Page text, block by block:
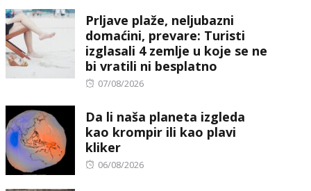
Prljave plaže, neljubazni
domaćini, prevare: Turisti
izglasali 4 zemlje u koje se ne
bi vratili ni besplatno
Posted
07/08/2026
Da li naša planeta izgleda
kao krompir ili kao plavi
kliker
Posted
06/08/2026